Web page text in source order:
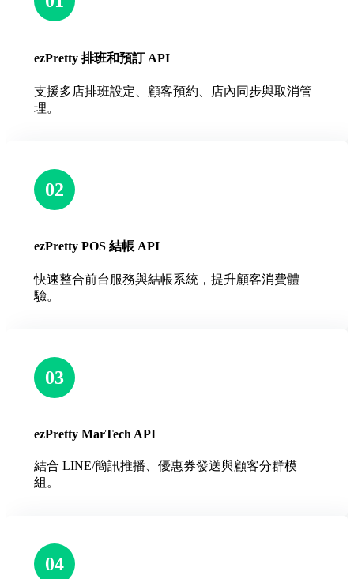
ezPretty 排班和預訂 API
支援多店排班設定、顧客預約、店內同步與取消管
理。
02
ezPretty POS 結帳 API
快速整合前台服務與結帳系統，提升顧客消費體
驗。
03
ezPretty MarTech API
結合 LINE/簡訊推播、優惠券發送與顧客分群模
組。
04